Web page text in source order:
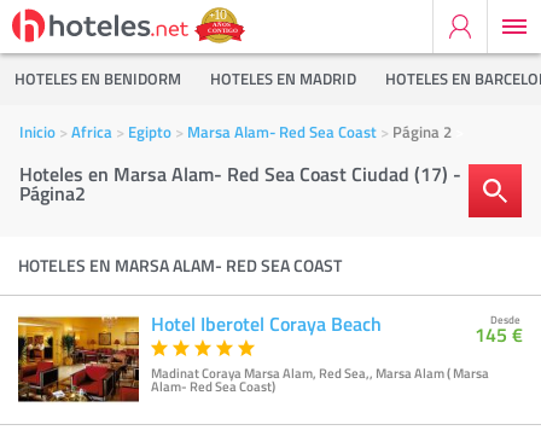
HOTELES EN BENIDORM HOTELES EN MADRID HOTELES EN
Inicio Africa Egipto Marsa Alam- Red Sea Coast Página 2
Hoteles en Marsa Alam- Red Sea Coast Ciudad (17) -
Página2
HOTELES EN MARSA ALAM- RED SEA COAST
Hotel Iberotel Coraya Beach
Madinat Coraya Marsa Alam, Red Sea,, Marsa Alam ( Marsa
Alam- Red Sea Coast)
Desde
145 €